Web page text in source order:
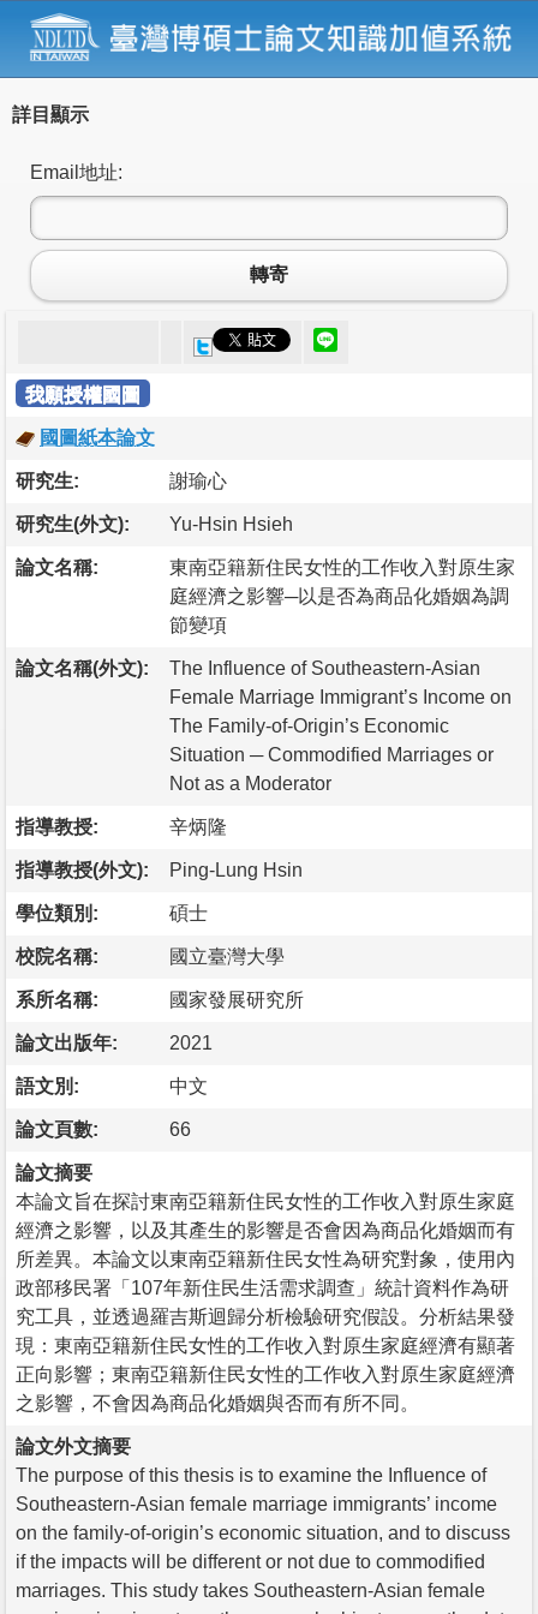
詳目顯示
Email地址:
轉寄
我願授權國圖
國圖紙本論文
研究生: 謝瑜心
研究生(外文): Yu-Hsin Hsieh
論文名稱:
東南亞籍新住民女性的工作收入對原生家
庭經濟之影響─以是否為商品化婚姻為調
節變項
論文名稱(外文):
The Influence of Southeastern-Asian
Female Marriage Immigrant’s Income on
The Family-of-Origin’s Economic
Situation ─ Commodified Marriages or
Not as a Moderator
指導教授: 辛炳隆
指導教授(外文): Ping-Lung Hsin
學位類別: 碩士
校院名稱: 國立臺灣大學
系所名稱: 國家發展研究所
論文出版年: 2021
語文別: 中文
論文頁數: 66
論文摘要
本論文旨在探討東南亞籍新住民女性的工作收入對原生家庭
經濟之影響，以及其產生的影響是否會因為商品化婚姻而有
所差異。本論文以東南亞籍新住民女性為研究對象，使用內
政部移民署「107年新住民生活需求調查」統計資料作為研
究工具，並透過羅吉斯迴歸分析檢驗研究假設。分析結果發
現：東南亞籍新住民女性的工作收入對原生家庭經濟有顯著
正向影響；東南亞籍新住民女性的工作收入對原生家庭經濟
之影響，不會因為商品化婚姻與否而有所不同。
論文外文摘要
The purpose of this thesis is to examine the Influence of
Southeastern-Asian female marriage immigrants’ income
on the family-of-origin’s economic situation, and to discuss
if the impacts will be different or not due to commodified
marriages. This study takes Southeastern-Asian female